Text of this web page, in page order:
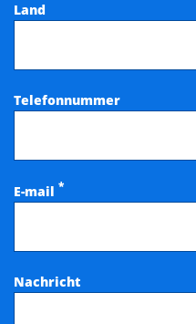
Land
Telefonnummer
E-mail *
Nachricht